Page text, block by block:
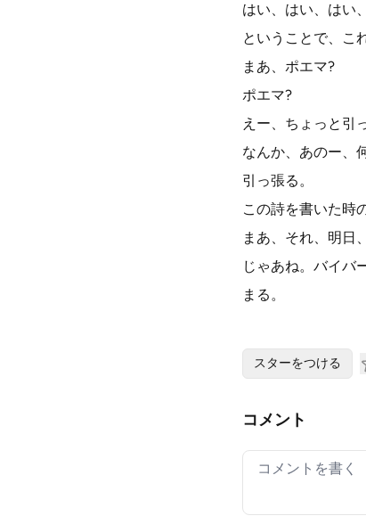
はい、はい、はい
ということで、こ
まあ、ポエマ?
ポエマ?
えー、ちょっと引
なんか、あのー、
引っ張る。
この詩を書いた時
まあ、それ、明日
じゃあね。バイバ
まる。
スターをつける
コメント
Your comment